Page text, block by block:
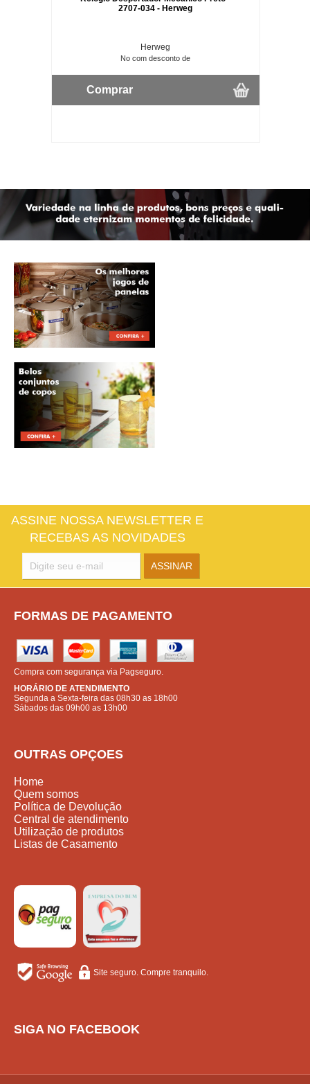
2707-034 - Herweg
Herweg
No com desconto de
Comprar
ASSINE NOSSA NEWSLETTER E
RECEBAS AS NOVIDADES
FORMAS DE PAGAMENTO
Compra com segurança via Pagseguro.
HORÁRIO DE ATENDIMENTO
Segunda a Sexta-feira das 08h30 as 18h00
Sábados das 09h00 as 13h00
OUTRAS OPÇOES
Home
Quem somos
Política de Devolução
Central de atendimento
Utilização de produtos
Listas de Casamento
Site seguro. Compre tranquilo.
SIGA NO FACEBOOK